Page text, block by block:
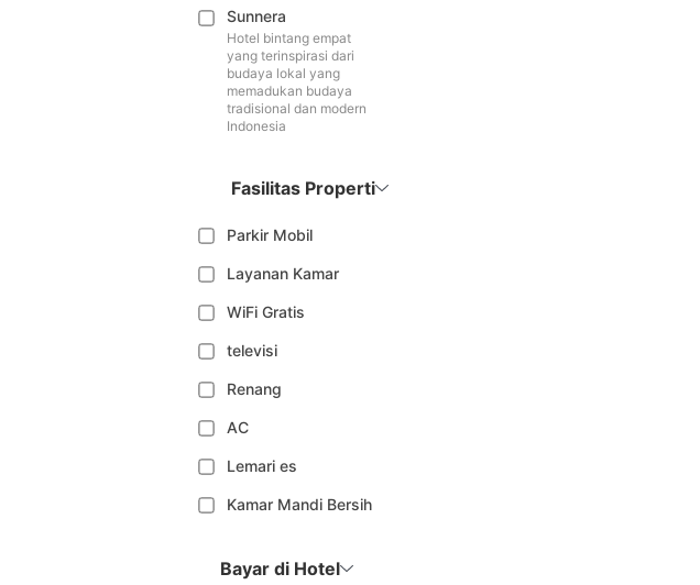
Sunnera
Hotel bintang empat
yang terinspirasi dari
budaya lokal yang
memadukan budaya
tradisional dan modern
Indonesia
Fasilitas Properti
Parkir Mobil
Layanan Kamar
WiFi Gratis
televisi
Renang
AC
Lemari es
Kamar Mandi Bersih
Bayar di Hotel